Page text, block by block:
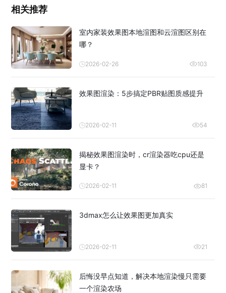
相关推荐
室内家装效果图本地渲图和云渲图区别在
哪？
2026-02-26 103
效果图渲染：5步搞定PBR贴图质感提升
2026-02-11 54
揭秘效果图渲染时，cr渲染器吃cpu还是
显卡？
2026-02-11 81
3dmax怎么让效果图更加真实
2026-02-11 21
后悔没早点知道，解决本地渲染慢只需要
一个渲染农场